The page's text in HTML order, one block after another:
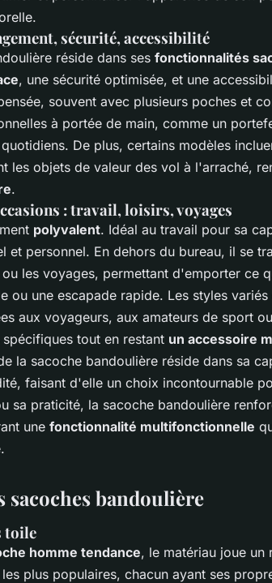
sécurité, accessibilité
réside dans ses fonctionnalités
, une sécurité optimisée, et une
souvent avec plusieurs poches et
à portée de main, comme un
De plus, certains modèles
les objets de valeur des vol à l'arraché,
.
: travail, loisirs, voyages
polyvalent. Idéal au travail pour sa
et personnel. En dehors du bureau, il se
les voyages, permettant d'emporter ce
ou une escapade rapide. Les styles
aux voyageurs, aux amateurs de sport
tout en restant un accessoire
la sacoche bandoulière réside dans sa
faisant d'elle un choix incontournable
sa praticité, la sacoche bandoulière
une fonctionnalité multifonctionnelle
sacoches bandoulière
toile
homme tendance, le matériau joue un
plus populaires, chacun ayant ses